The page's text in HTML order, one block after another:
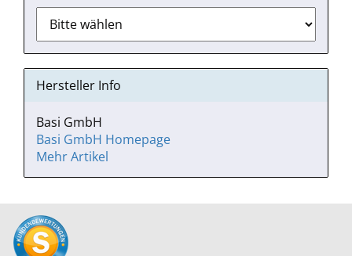
Hersteller Info
Basi GmbH
Basi GmbH Homepage
Mehr Artikel